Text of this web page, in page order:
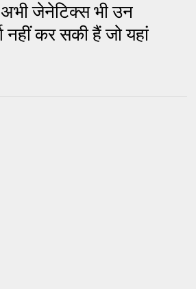
अभी जेनेटिक्स भी उन
नहीं कर सकी हैं जो यहां